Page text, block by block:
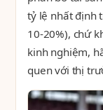
tỷ lệ nhất định
10-20%), chứ
kinh nghiệm,
quen với thị